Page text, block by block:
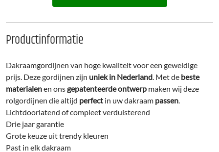
Productinformatie
Dakraamgordijnen van hoge kwaliteit voor een geweldige
prijs. Deze gordijnen zijn uniek in Nederland. Met de beste
materialenen onsgepatenteerde ontwerp maken wij deze
rolgordijnen die altijd perfect in uw dakraam passen.
Lichtdoorlatend of compleet verduisterend
Drie jaar garantie
Grote keuze uit trendy kleuren
Past in elk dakraam